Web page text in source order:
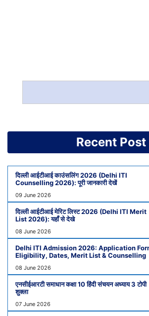
Recent Post
दिल्ली आईटीआई काउंसलिंग 2026 (Delhi ITI
Counselling 2026): पूरी जानकारी देखें
09 June 2026
दिल्ली आईटीआई मेरिट लिस्ट 2026 (Delhi ITI Merit
List 2026): यहाँ से देखे
08 June 2026
Delhi ITI Admission 2026: Application
Eligibility, Dates, Merit List & Counselling
08 June 2026
एनसीईआरटी समाधान कक्षा 10 हिंदी संचयन अध्याय 3 टोपी
शुक्ला
07 June 2026